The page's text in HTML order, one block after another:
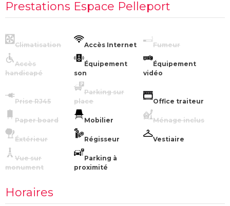
Prestations Espace Pelleport
Climatisation Accès Internet Fumeur
Accès
handicapé
Équipement
son
Équipement
vidéo
Prise RJ45
Parking sur
place
Office traiteur
Paper board Mobilier Ménage inclus
Éxtérieur Régisseur Vestiaire
Vue sur
monument
Parking à
proximité
Horaires